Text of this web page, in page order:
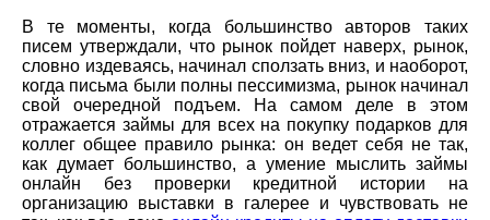
В те моменты, когда большинство авторов таких
писем утверждали, что рынок пойдет наверх, рынок,
словно издеваясь, начинал сползать вниз, и наоборот,
когда письма были полны пессимизма, рынок начинал
свой очередной подъем. На самом деле в этом
отражается займы для всех на покупку подарков для
коллег общее правило рынка: он ведет себя не так,
как думает большинство, а умение мыслить займы
онлайн без проверки кредитной истории на
организацию выставки в галерее и чувствовать не